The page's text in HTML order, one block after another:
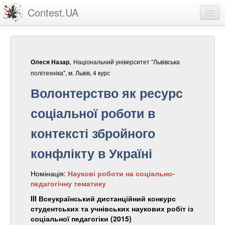
Contest.UA
Статистика
Про проект
реєстрація
Олеся Назар, Національний університет "Львівська
політехніка", м. Львів, 4 курс
Волонтерство як ресурс
соціальної роботи в
контексті збройного
конфлікту в Україні
Номінація: Наукові роботи на соціально-
педагогічну тематику
III Всеукраїнський дистанційний конкурс
студентських та учнівських наукових робіт із
соціальної педагогіки (2015)